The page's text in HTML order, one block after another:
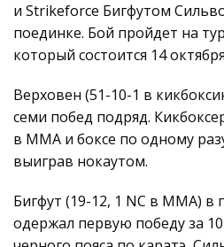
и Strikeforce Бигфутом
поединке. Бой пройдет на
который состоится 14
Верховен (51-10-1 в
семи побед подряд.
в ММА и боксе по одному
выиграв нокаутом.
Бигфут (19-12, 1 NC в MMA)
одержал первую победу за